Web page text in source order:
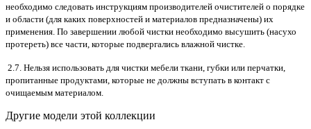
необходимо следовать инструкциям производителей очистителей о порядке
и области (для каких поверхностей и материалов предназначены) их
применения. По завершении любой чистки необходимо высушить (насухо
протереть) все части, которые подвергались влажной чистке.
2.7. Нельзя использовать для чистки мебели ткани, губки или перчатки,
пропитанные продуктами, которые не должны вступать в контакт с
очищаемым материалом.
Другие модели этой коллекции